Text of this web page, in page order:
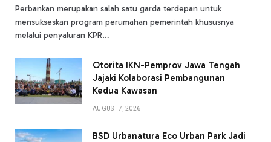
Perbankan merupakan salah satu garda terdepan untuk
mensukseskan program perumahan pemerintah khususnya
melalui penyaluran KPR…
Otorita IKN-Pemprov Jawa Tengah
Jajaki Kolaborasi Pembangunan
Kedua Kawasan
AUGUST 7, 2026
BSD Urbanatura Eco Urban Park Jadi